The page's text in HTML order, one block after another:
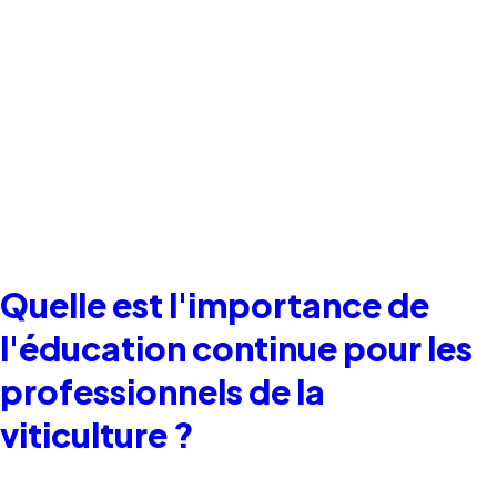
Quelle est l'importance de
l'éducation continue pour les
professionnels de la
viticulture ?